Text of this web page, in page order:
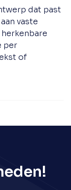
dat past
vaste
per
of